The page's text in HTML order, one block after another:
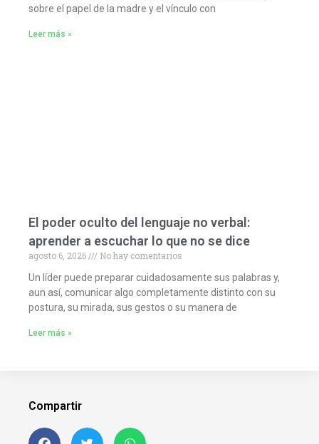
sobre el papel de la madre y el vínculo con
Leer más »
El poder oculto del lenguaje no verbal:
aprender a escuchar lo que no se dice
agosto 6, 2026
No hay comentarios
Un líder puede preparar cuidadosamente sus palabras y,
aun así, comunicar algo completamente distinto con su
postura, su mirada, sus gestos o su manera de
Leer más »
Compartir